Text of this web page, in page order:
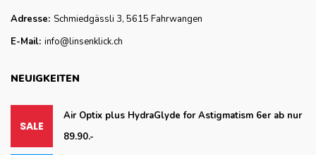
Adresse: Schmiedgässli 3, 5615 Fahrwangen
E-Mail: info@linsenklick.ch
NEUIGKEITEN
Air Optix plus HydraGlyde for Astigmatism 6er ab nur
89.90.-